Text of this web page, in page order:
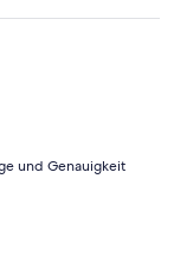
und Genauigkeit